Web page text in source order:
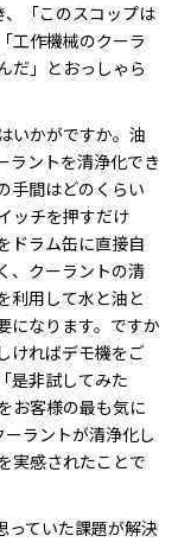
「このスコップは
工作機械のクーラ
だ」とおっしゃら
いかがですか。油
ラントを清浄化でき
手間はどのくらい
ッチを押すだけ
ドラム缶に直接自
、クーラントの清
利用して水と油と
になります。ですか
ければデモ機をご
是非試してみた
お客様の最も気に
ラントが清浄化し
実感されたことで
っていた課題が解決